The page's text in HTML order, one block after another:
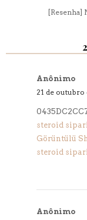
[Resenha]
Anônimo
21 de outubro
steroid
Görüntülü
steroid
Anônimo